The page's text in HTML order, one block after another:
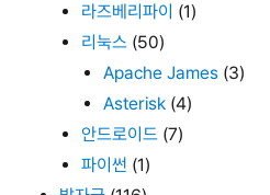
라즈베리파이 (1)
리눅스 (50)
Apache James (3)
Asterisk (4)
안드로이드 (7)
파이썬 (1)